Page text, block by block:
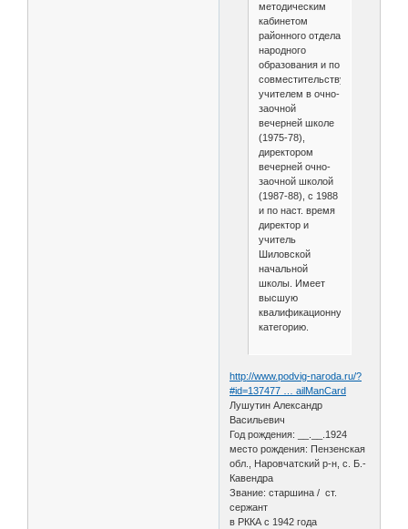
методическим
кабинетом
районного отдела
народного
образования и по
совместительству
учителем в очно-
заочной
вечерней школе
(1975-78),
директором
вечерней очно-
заочной школой
(1987-88), с 1988
и по наст. время
директор и
учитель
Шиловской
начальной
школы. Имеет
высшую
квалификационную
категорию.
http://www.podvig-naroda.ru/?
#id=137477 … ailManCard
Лушутин Александр
Васильевич
Год рождения: __.__.1924
место рождения: Пензенская
обл., Наровчатский р-н, с. Б.-
Кавендра
Звание: старшина / ст.
сержант
в РККА с 1942 года